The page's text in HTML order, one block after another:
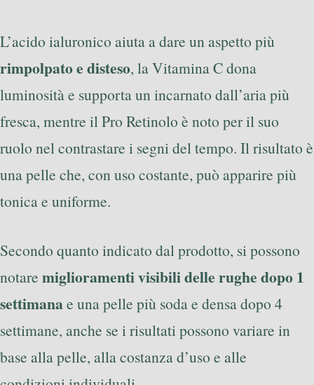
L’acido ialuronico aiuta a dare un aspetto più
rimpolpato e disteso, la Vitamina C dona
luminosità e supporta un incarnato dall’aria più
fresca, mentre il Pro Retinolo è noto per il suo
ruolo nel contrastare i segni del tempo. Il risultato è
una pelle che, con uso costante, può apparire più
tonica e uniforme.
Secondo quanto indicato dal prodotto, si possono
notare miglioramenti visibili delle rughe dopo 1
settimanae una pelle più soda e densa dopo 4
settimane, anche se i risultati possono variare in
base alla pelle, alla costanza d’uso e alle